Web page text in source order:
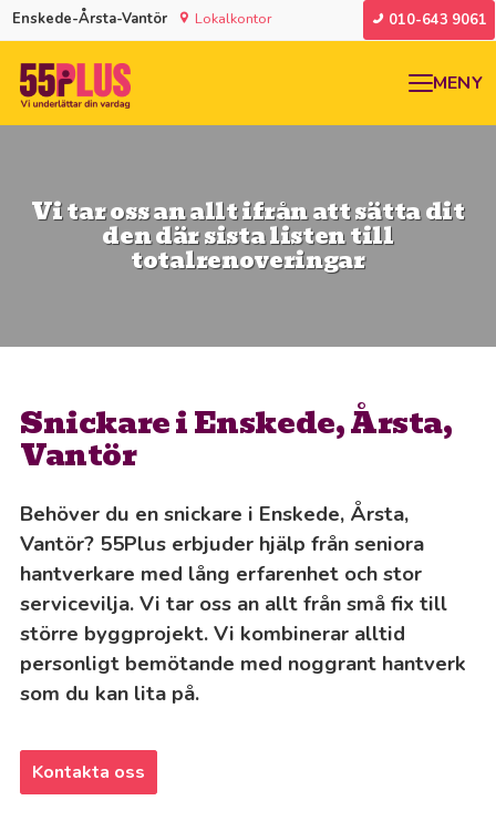
Enskede-Årsta-Vantör Lokalkontor 010-643 9061
MENY
Vi tar oss an allt ifrån att sätta dit
den där sista listen till
totalrenoveringar
Snickare i Enskede, Årsta,
Vantör
Behöver du en snickare i Enskede, Årsta,
Vantör? 55Plus erbjuder hjälp från seniora
hantverkare med lång erfarenhet och stor
servicevilja. Vi tar oss an allt från små fix till
större byggprojekt. Vi kombinerar alltid
personligt bemötande med noggrant hantverk
som du kan lita på.
Kontakta oss